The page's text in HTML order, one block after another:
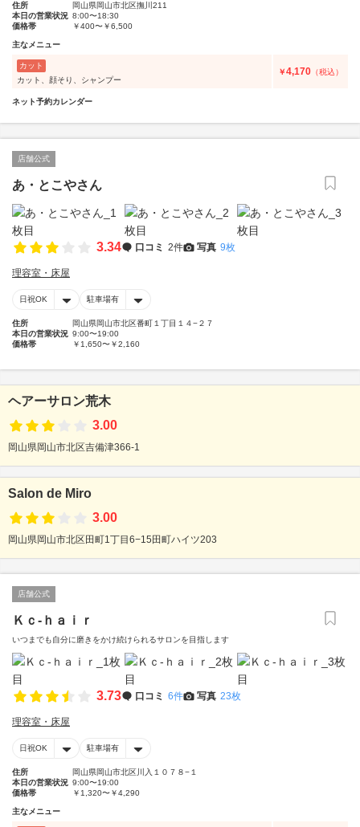
住所
岡山県岡山市北区撫川211
本日の営業状況 8:00〜18:30
価格帯
￥400〜￥6,500
主なメニュー
カット
カット、顔そり、シャンプー
￥4,170 （税込）
ネット予約カレンダー
店舗公式
あ・とこやさん
3.34 口コミ 2件 写真 9枚
理容室・床屋
日祝OK 駐車場有
住所
岡山県岡山市北区番町１丁目１４−２７
本日の営業状況 9:00〜19:00
価格帯
￥1,650〜￥2,160
ヘアーサロン荒木
3.00
岡山県岡山市北区吉備津366-1
Salon de Miro
3.00
岡山県岡山市北区田町1丁目6−15田町ハイツ203
店舗公式
Ｋｃ‐ｈａｉｒ
いつまでも自分に磨きをかけ続けられるサロンを目指します
3.73 口コミ 6件 写真 23枚
理容室・床屋
日祝OK 駐車場有
住所
岡山県岡山市北区川入１０７８−１
本日の営業状況 9:00〜19:00
価格帯
￥1,320〜￥4,290
主なメニュー